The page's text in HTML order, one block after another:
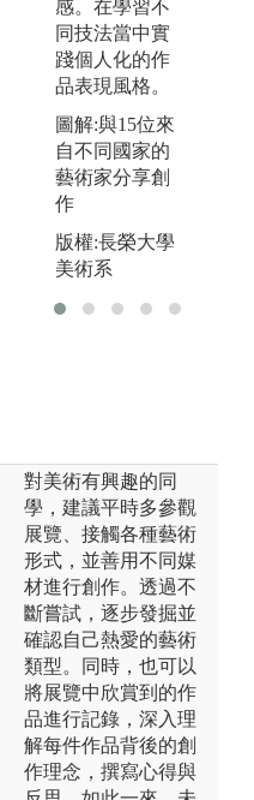
美術與文創學
系
感。在學習不
同技法當中實
踐個人化的作
品表現風格。
圖解:與15位來
自不同國家的
藝術家分享創
作
版權:長榮大學
美術系
對美術有興趣的同
學，建議平時多參觀
展覽、接觸各種藝術
形式，並善用不同媒
材進行創作。透過不
斷嘗試，逐步發掘並
確認自己熱愛的藝術
類型。同時，也可以
將展覽中欣賞到的作
品進行記錄，深入理
解每件作品背後的創
作理念，撰寫心得與